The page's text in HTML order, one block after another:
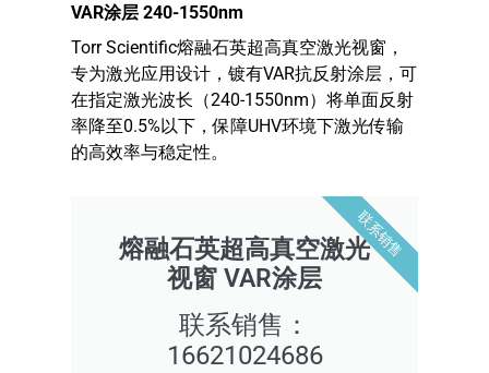
VAR涂层 240-1550nm
Torr Scientific熔融石英超高真空激光视窗，
专为激光应用设计，镀有VAR抗反射涂层，可
在指定激光波长（240-1550nm）将单面反射
率降至0.5%以下，保障UHV环境下激光传输
的高效率与稳定性。
熔融石英超高真空激光
视窗 VAR涂层
联系销售：
16621024686
联系销售